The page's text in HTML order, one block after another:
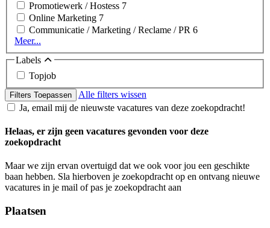
Promotiewerk / Hostess 7
Online Marketing 7
Communicatie / Marketing / Reclame / PR 6
Meer...
Labels
Topjob
Filters Toepassen
Alle filters wissen
Ja, email mij de nieuwste vacatures van deze zoekopdracht!
Helaas, er zijn geen vacatures gevonden voor deze
zoekopdracht
Maar we zijn ervan overtuigd dat we ook voor jou een geschikte
baan hebben. Sla hierboven je zoekopdracht op en ontvang nieuwe
vacatures in je mail of pas je zoekopdracht aan
Plaatsen